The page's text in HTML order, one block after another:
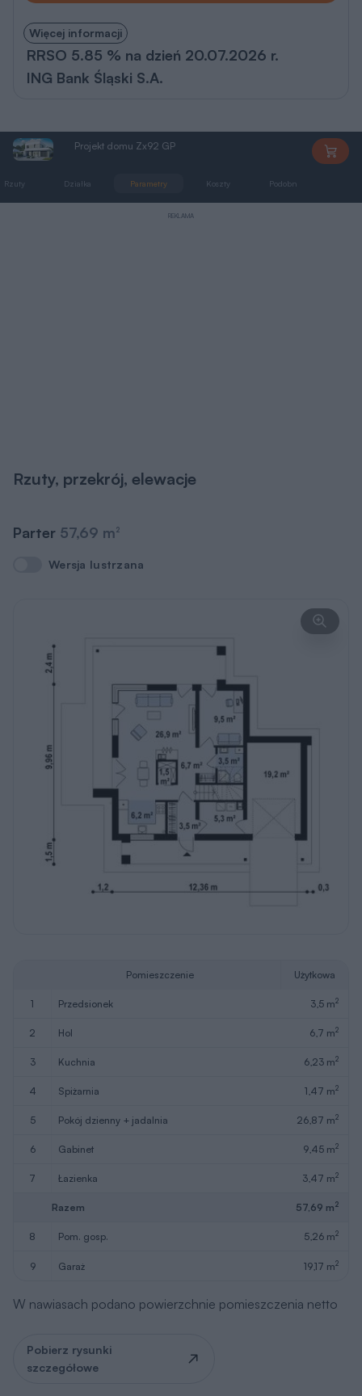
Więcej informacji
RRSO 5.85 % na dzień 20.07.2026 r.
ING Bank Śląski S.A.
Projekt domu Zx92 GP
Rzuty Działka Parametry Koszty Podobne
REKLAMA
Rzuty, przekrój, elewacje
Parter 57,69 m2
Wersja lustrzana
Wersja lustrzana
Pomieszczenie Użytkowa
1 przedsionek 3,5 m2
2 hol 6,7 m2
3 kuchnia 6,23 m2
4 spiżarnia 1,47 m2
5 pokój dzienny + jadalnia 26,87 m2
6 gabinet 9,45 m2
7 łazienka 3,47 m2
Razem 57,69 m2
8 pom. gosp. 5,26 m2
9 garaż 19,17 m2
W nawiasach podano powierzchnie pomieszczenia netto
Pobierz rysunki
szczegółowe